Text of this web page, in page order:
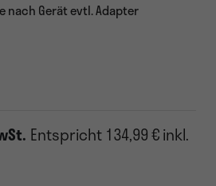
nach Gerät evtl. Adapter
Entspricht 134,99 € inkl.